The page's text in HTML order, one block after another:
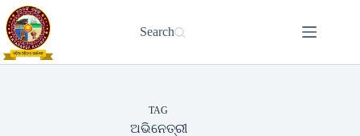
Skip
to
content
Search
TAG
ଅଭିନେତ୍ରୀ